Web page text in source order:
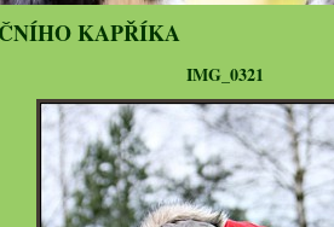
KAPŘÍKA
IMG_0321